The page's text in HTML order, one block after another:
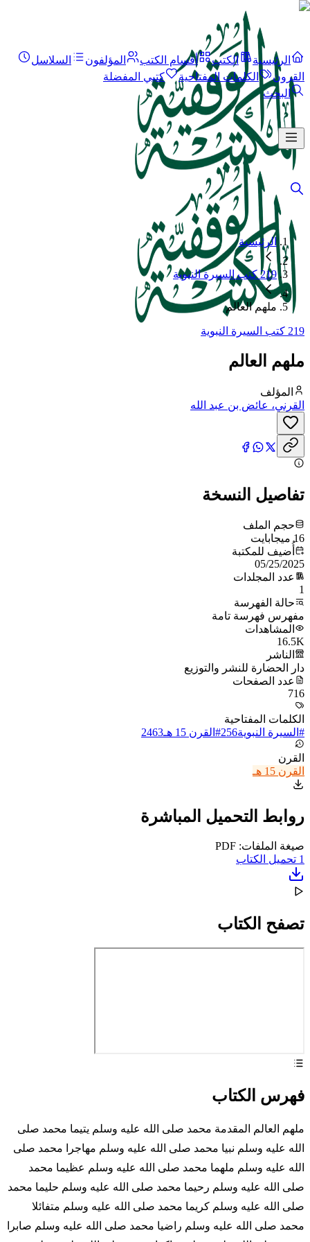
الرئيسية الكتب أقسام الكتب المؤلفون
السلاسل
القرون
الكلمات المفتاحية
كتبي المفضلة
البحث
الرئيسية
219 كتب السيرة النبوية
ملهم العالم
219 كتب السيرة النبوية
ملهم العالم
المؤلف
القرني، عائض بن عبد الله
تفاصيل النسخة
حجم الملف
16 ميجابايت
أُضيف للمكتبة
05/25/2025
عدد المجلدات
1
حالة الفهرسة
مفهرس فهرسة تامة
المشاهدات
16.5K
الناشر
دار الحضارة للنشر والتوزيع
عدد الصفحات
716
الكلمات المفتاحية
# السيرة النبوية256
# القرن 15 هـ 2463
القرن
القرن 15 هـ
روابط التحميل المباشرة
صيغة الملفات: PDF
1 تحميل الكتاب
تصفح الكتاب
فهرس الكتاب
ملهم العالم المقدمة محمد صلى الله عليه وسلم يتيما محمد صلى
الله عليه وسلم نبيا محمد صلى الله عليه وسلم مهاجرا محمد صلى
الله عليه وسلم ملهما محمد صلى الله عليه وسلم عظيما محمد
صلى الله عليه وسلم رحيما محمد صلى الله عليه وسلم حليما محمد
صلى الله عليه وسلم كريما محمد صلى الله عليه وسلم متفائلا
محمد صلى الله عليه وسلم راضيا محمد صلى الله عليه وسلم صابرا